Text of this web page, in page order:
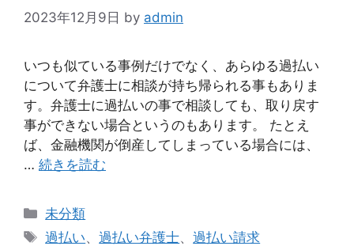
2023年12月9日 by admin
いつも似ている事例だけでなく、あらゆる過払い
について弁護士に相談が持ち帰られる事もありま
す。弁護士に過払いの事で相談しても、取り戻す
事ができない場合というのもあります。 たとえ
ば、金融機関が倒産してしまっている場合には、
… 続きを読む
カ
テ
未分類
タ
過払い、過払い弁護士、過払い請求